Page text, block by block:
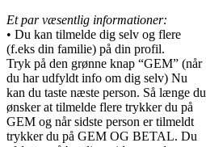
Et par væsentlig informationer:
• Du kan tilmelde dig selv og flere
(f.eks din familie) på din profil.
Tryk på den grønne knap “GEM” (når
du har udfyldt info om dig selv) Nu
kan du taste næste person. Så længe du
ønsker at tilmelde flere trykker du på
GEM og når sidste person er tilmeldt
trykker du på GEM OG BETAL. Du